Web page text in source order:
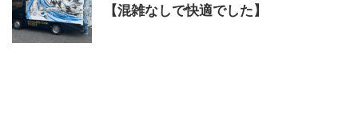
【混雑なしで快適でした】